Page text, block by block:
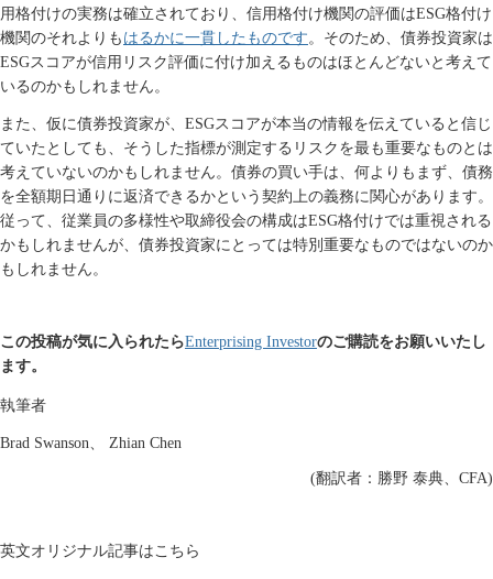
用格付けの実務は確立されており、信用格付け機関の評価はESG格付け
機関のそれよりも はるかに一貫したものです。そのため、債券投資家は
ESGスコアが信用リスク評価に付け加えるものはほとんどないと考えて
いるのかもしれません。
また、仮に債券投資家が、 ESGスコアが本当の情報を伝えていると信じ
ていたとしても、そうした指標が測定するリスクを最も重要なものとは
考えていないのかもしれません。債券の買い手は、何よりもまず、債務
を全額期日通りに返済できるかという契約上の義務に関心があります。
従って、従業員の多様性や取締役会の構成はESG格付けでは重視される
かもしれませんが、債券投資家にとっては特別重要なものではないのか
もしれません。
この投稿が気に入られたらEnterprising Investorのご購読をお願いいたし
ます。
執筆者
Brad Swanson、 Zhian Chen
(翻訳者 ： 勝野 泰典、 CFA)
英文オリジナル記事はこちら